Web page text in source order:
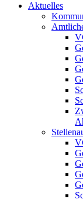
Aktuelles